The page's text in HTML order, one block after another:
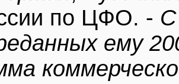
по ЦФО. -
ему